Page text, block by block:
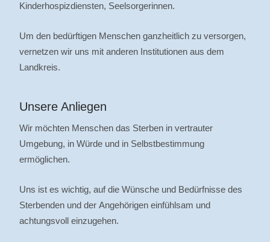
Kinderhospizdiensten, Seelsorgerinnen.
Um den bedürftigen Menschen ganzheitlich zu versorgen,
vernetzen wir uns mit anderen Institutionen aus dem
Landkreis.
Unsere Anliegen
Wir möchten Menschen das Sterben in vertrauter
Umgebung, in Würde und in Selbstbestimmung
ermöglichen.
Uns ist es wichtig, auf die Wünsche und Bedürfnisse des
Sterbenden und der Angehörigen einfühlsam und
achtungsvoll einzugehen.